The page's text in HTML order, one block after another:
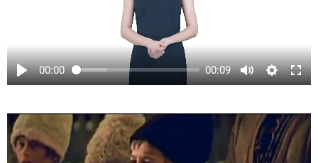
00:00 00:09